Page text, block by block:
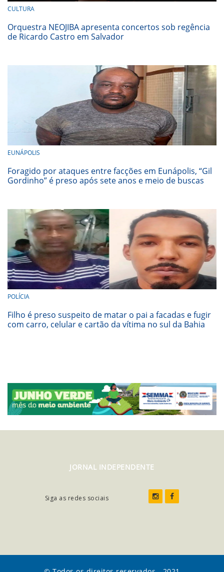
CULTURA
Orquestra NEOJIBA apresenta concertos sob regência
de Ricardo Castro em Salvador
EUNÁPOLIS
Foragido por ataques entre facções em Eunápolis, “Gil
Gordinho” é preso após sete anos e meio de buscas
POLÍCIA
Filho é preso suspeito de matar o pai a facadas e fugir
com carro, celular e cartão da vítima no sul da Bahia
JORNAL INDEPENDENTE
Siga as redes sociais